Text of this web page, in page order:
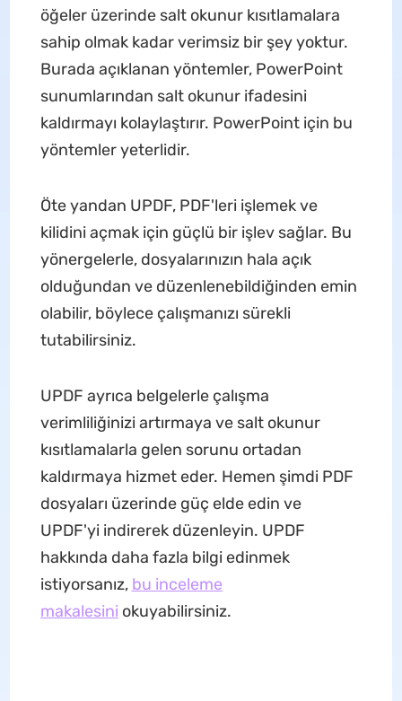
öğeler üzerinde salt okunur kısıtlamalara
sahip olmak kadar verimsiz bir şey yoktur.
Burada açıklanan yöntemler, PowerPoint
sunumlarından salt okunur ifadesini
kaldırmayı kolaylaştırır. PowerPoint için bu
yöntemler yeterlidir.
Öte yandan UPDF, PDF'leri işlemek ve
kilidini açmak için güçlü bir işlev sağlar. Bu
yönergelerle, dosyalarınızın hala açık
olduğundan ve düzenlenebildiğinden emin
olabilir, böylece çalışmanızı sürekli
tutabilirsiniz.
UPDF ayrıca belgelerle çalışma
verimliliğinizi artırmaya ve salt okunur
kısıtlamalarla gelen sorunu ortadan
kaldırmaya hizmet eder. Hemen şimdi PDF
dosyaları üzerinde güç elde edin ve
UPDF'yi indirerek düzenleyin. UPDF
hakkında daha fazla bilgi edinmek
istiyorsanız, bu inceleme
makalesini okuyabilirsiniz.